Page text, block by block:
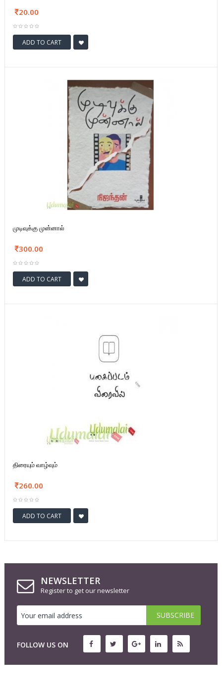
20.00
ADD TO CART
முடிவுக்கு முன்னால்
300.00
ADD TO CART
திரையும் வாழ்வும்
260.00
ADD TO CART
NEWSLETTER
Register to get our newsletter
FOLLOW US ON